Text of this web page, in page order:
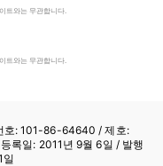
트와는 무관합니다.
트와는 무관합니다.
호: 101-86-64640 / 제호:
록일: 2011년 9월 6일 / 발행
일